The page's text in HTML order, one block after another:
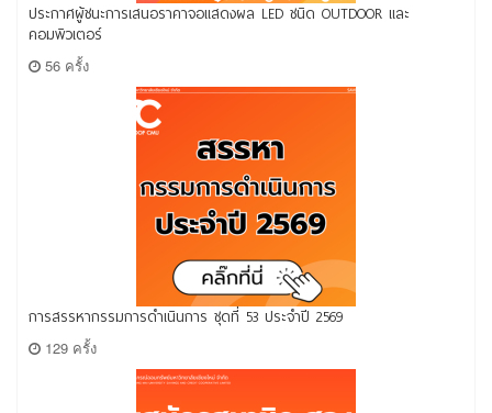
ประกาศผู้ชนะการเสนอราคาจอแสดงผล LED ชนิด OUTDOOR และ
คอมพิวเตอร์
56 ครั้ง
การสรรหากรรมการดำเนินการ ชุดที่ 53 ประจำปี 2569
129 ครั้ง